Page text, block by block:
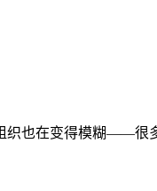
织也在变得模糊——很